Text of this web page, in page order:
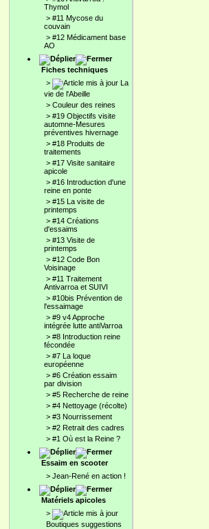
Thymol
> #11 Mycose du
couvain
> #12 Médicament base
AO
Fiches techniques
>
La
vie de l'Abeille
> Couleur des reines
> #19 Objectifs visite
automne-Mesures
préventives hivernage
> #18 Produits de
traitements
> #17 Visite sanitaire
apicole
> #16 Introduction d'une
reine en ponte
> #15 La visite de
printemps
> #14 Créations
d'essaims
> #13 Visite de
printemps
> #12 Code Bon
Voisinage
> #11 Traitement
Antivarroa et SUIVI
> #10bis Prévention de
l'essaimage
> #9 v4 Approche
intégrée lutte antiVarroa
> #8 Introduction reine
fécondée
> #7 La loque
européenne
> #6 Création essaim
par division
> #5 Recherche de reine
> #4 Nettoyage (récolte)
> #3 Nourrissement
> #2 Retrait des cadres
> #1 Où est la Reine ?
Essaim en scooter
> Jean-René en action !
Matériels apicoles
>
Boutiques suggestions